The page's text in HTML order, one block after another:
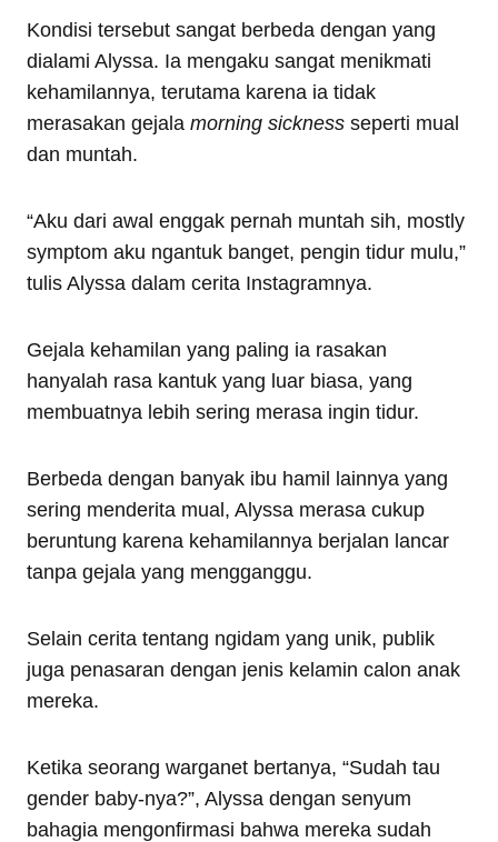
Kondisi tersebut sangat berbeda dengan yang
dialami Alyssa. Ia mengaku sangat menikmati
kehamilannya, terutama karena ia tidak
merasakan gejala morning sickness seperti mual
dan muntah.
“Aku dari awal enggak pernah muntah sih, mostly
symptom aku ngantuk banget, pengin tidur mulu,”
tulis Alyssa dalam cerita Instagramnya.
Gejala kehamilan yang paling ia rasakan
hanyalah rasa kantuk yang luar biasa, yang
membuatnya lebih sering merasa ingin tidur.
Berbeda dengan banyak ibu hamil lainnya yang
sering menderita mual, Alyssa merasa cukup
beruntung karena kehamilannya berjalan lancar
tanpa gejala yang mengganggu.
Selain cerita tentang ngidam yang unik, publik
juga penasaran dengan jenis kelamin calon anak
mereka.
Ketika seorang warganet bertanya, “Sudah tau
gender baby-nya?”, Alyssa dengan senyum
bahagia mengonfirmasi bahwa mereka sudah